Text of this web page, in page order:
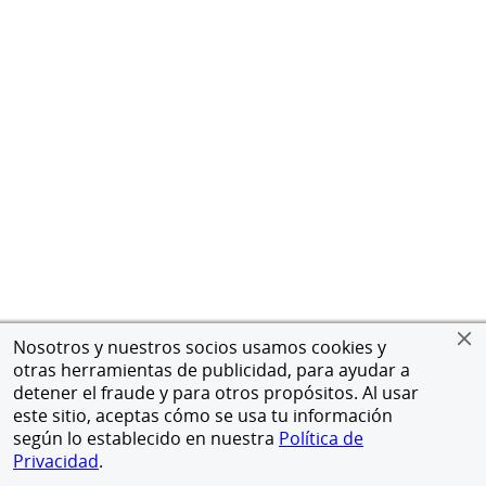
Nosotros y nuestros socios usamos cookies y
otras herramientas de publicidad, para ayudar a
detener el fraude y para otros propósitos. Al usar
este sitio, aceptas cómo se usa tu información
según lo establecido en nuestra Política de
Privacidad.